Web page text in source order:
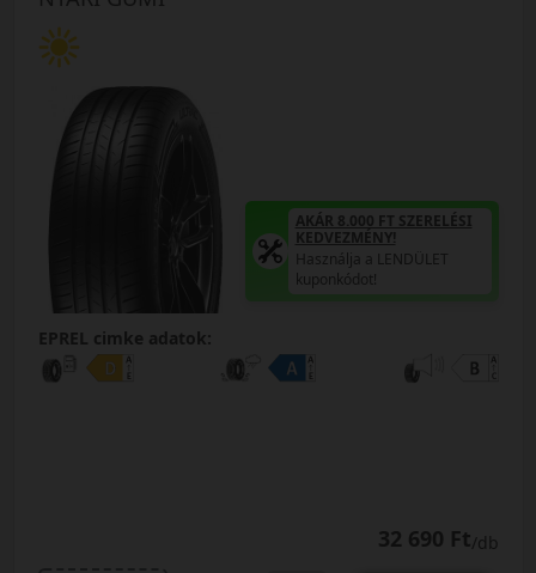
AKÁR 8.000 FT SZERELÉSI
KEDVEZMÉNY!
Használja a LENDÜLET
kuponkódot!
EPREL cimke adatok:
32 690 Ft/db